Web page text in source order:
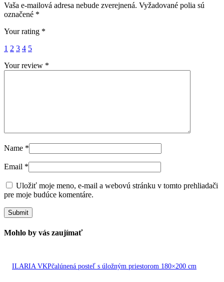
Vaša e-mailová adresa nebude zverejnená. Vyžadované polia sú
označené *
Your rating *
1 2 3 4 5
Your review *
Name *
Email *
Uložiť moje meno, e-mail a webovú stránku v tomto prehliadači
pre moje budúce komentáre.
Mohlo by vás zaujímať
ILARIA VKPčalúnená posteľ s úložným priestorom 180×200 cm